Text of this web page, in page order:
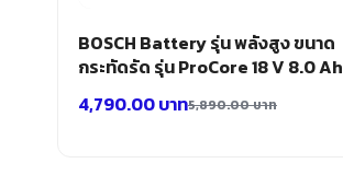
BOSCH Battery รุ่น พลังสูง ขนาด
กระทัดรัด รุ่น ProCore 18 V 8.0 Ah
5,890.00บาท
4,790.00บาท